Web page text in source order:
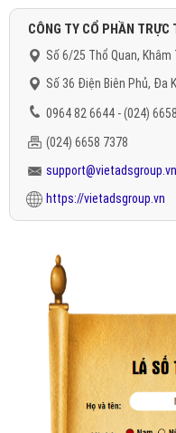
CÔNG TY CỔ PHẦN TRỰC
Số 6/25 Thổ Quan,
Số 36 Điện Biên Phủ, Đa
0964 82 6644 - (024)
(024) 6658 7378
support@vietadsgroup.vn
https://vietadsgroup.vn